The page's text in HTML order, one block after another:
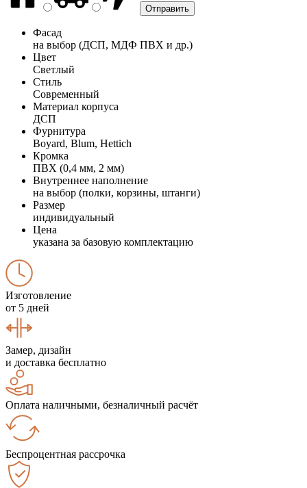
Фасад
на выбор (ДСП, МДФ ПВХ и др.)
Цвет
Светлый
Стиль
Современный
Материал корпуса
ДСП
Фурнитура
Boyard, Blum, Hettich
Кромка
ПВХ (0,4 мм, 2 мм)
Внутреннее наполнение
на выбор (полки, корзины, штанги)
Размер
индивидуальный
Цена
указана за базовую комплектацию
Изготовление
от 5 дней
Замер, дизайн
и доставка бесплатно
Оплата наличными, безналичный расчёт
Беспроцентная рассрочка